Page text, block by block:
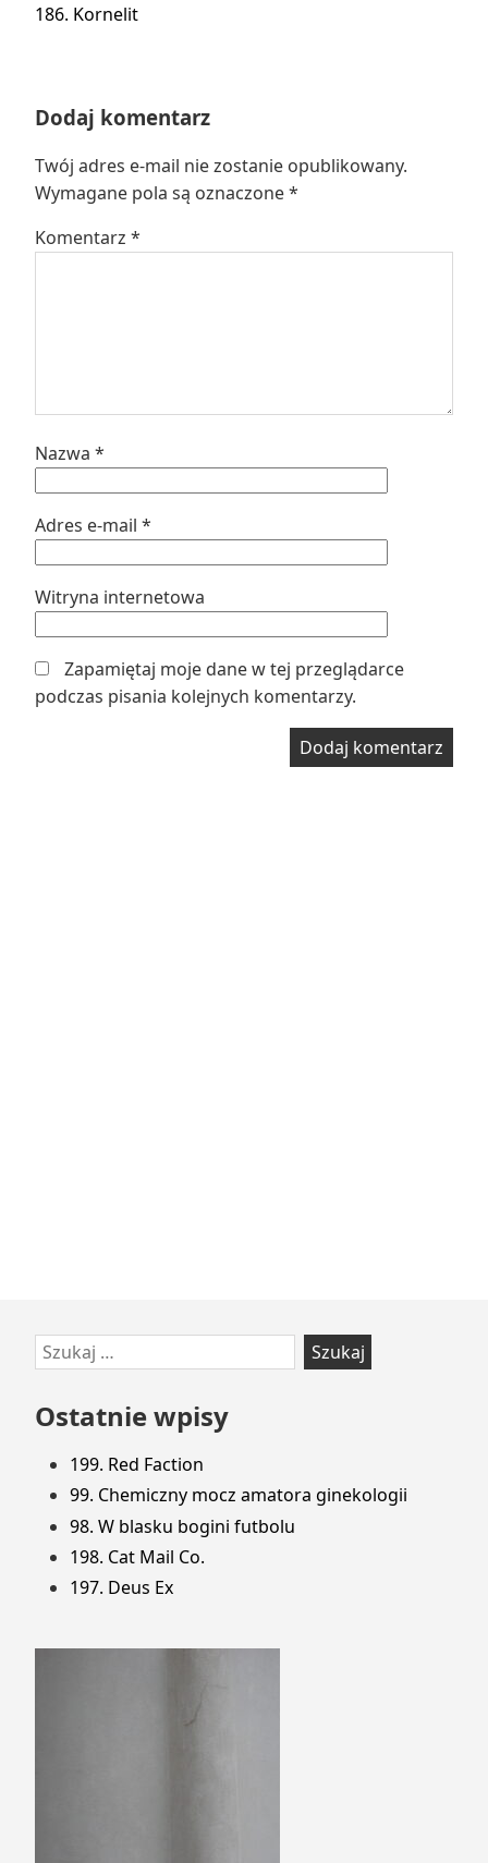
Następny
186. Kornelit
Dodaj komentarz
Twój adres e-mail nie zostanie opublikowany.
Wymagane pola są oznaczone*
Komentarz *
Nazwa *
Adres e-mail *
Witryna internetowa
Zapamiętaj moje dane w tej przeglądarce
podczas pisania kolejnych komentarzy.
Przejdź
do
stopki
Szukaj:
Ostatnie wpisy
199. Red Faction
99. Chemiczny mocz amatora ginekologii
98. W blasku bogini futbolu
198. Cat Mail Co.
197. Deus Ex